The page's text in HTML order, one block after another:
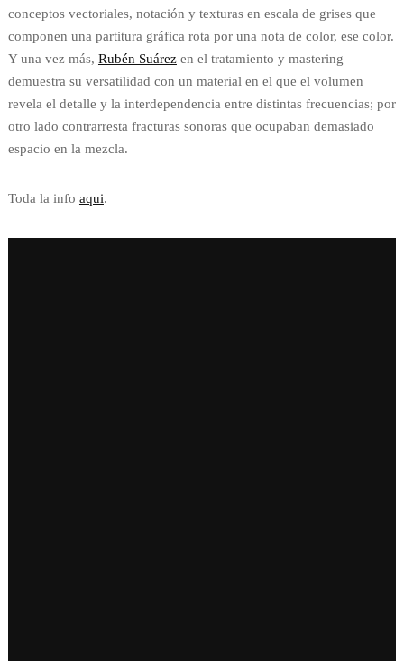
conceptos vectoriales, notación y texturas en escala de grises que
componen una partitura gráfica rota por una nota de color, ese color.
Y una vez más, Rubén Suárezen el tratamiento y mastering
demuestra su versatilidad con un material en el que el volumen
revela el detalle y la interdependencia entre distintas frecuencias; por
otro lado contrarresta fracturas sonoras que ocupaban demasiado
espacio en la mezcla.
Toda la info aqui.